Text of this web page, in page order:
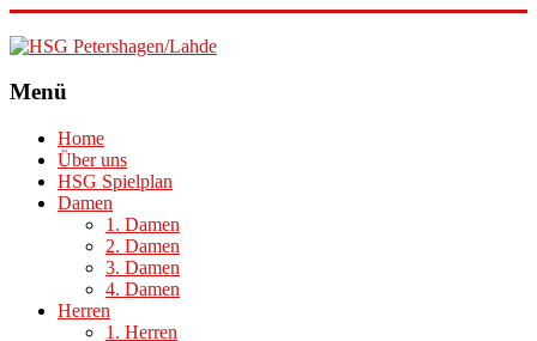
HSG
Menü
Home
Über uns
HSG Spielplan
Damen
1. Damen
2. Damen
3. Damen
4. Damen
Herren
1. Herren